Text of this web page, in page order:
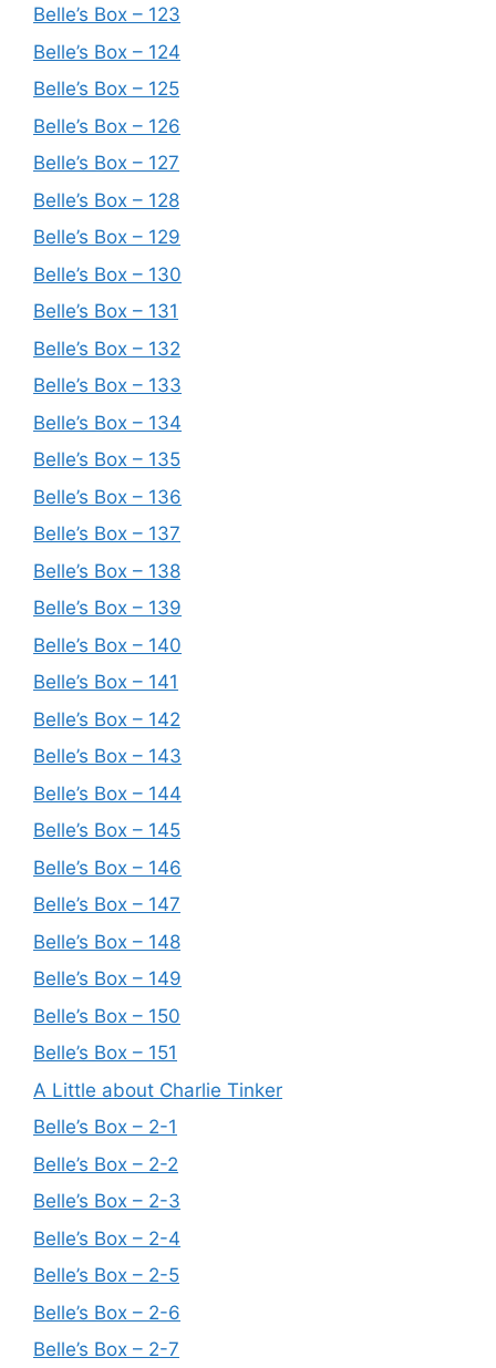
Belle’s Box – 123
Belle’s Box – 124
Belle’s Box – 125
Belle’s Box – 126
Belle’s Box – 127
Belle’s Box – 128
Belle’s Box – 129
Belle’s Box – 130
Belle’s Box – 131
Belle’s Box – 132
Belle’s Box – 133
Belle’s Box – 134
Belle’s Box – 135
Belle’s Box – 136
Belle’s Box – 137
Belle’s Box – 138
Belle’s Box – 139
Belle’s Box – 140
Belle’s Box – 141
Belle’s Box – 142
Belle’s Box – 143
Belle’s Box – 144
Belle’s Box – 145
Belle’s Box – 146
Belle’s Box – 147
Belle’s Box – 148
Belle’s Box – 149
Belle’s Box – 150
Belle’s Box – 151
A Little about Charlie Tinker
Belle’s Box – 2-1
Belle’s Box – 2-2
Belle’s Box – 2-3
Belle’s Box – 2-4
Belle’s Box – 2-5
Belle’s Box – 2-6
Belle’s Box – 2-7